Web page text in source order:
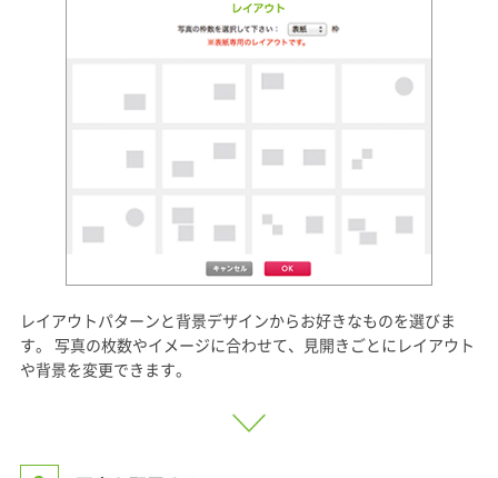
レイアウトパターンと背景デザインからお好きなものを選びま
す。 写真の枚数やイメージに合わせて、見開きごとにレイアウト
や背景を変更できます。